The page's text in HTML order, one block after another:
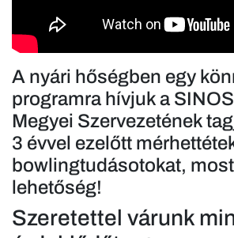
A nyári hőségben egy
programra hívjuk a
Megyei Szervezetének
3 évvel ezelőtt
bowlingtudásotokat,
lehetőség!
Szeretettel várunk